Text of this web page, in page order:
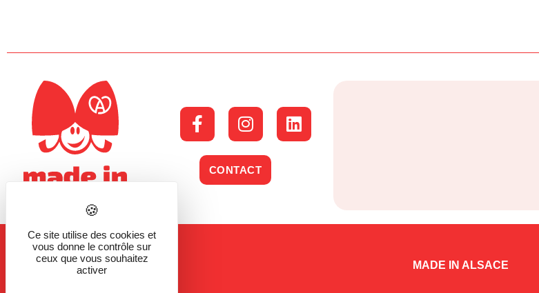
CONTACT
MADE IN ALSACE
Ce site utilise des cookies et
vous donne le contrôle sur
ceux que vous souhaitez
activer